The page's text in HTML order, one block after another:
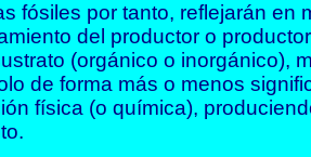
fósiles por tanto, reflejarán en
del productor o
(orgánico o inorgánico),
de forma más o menos
física (o química),